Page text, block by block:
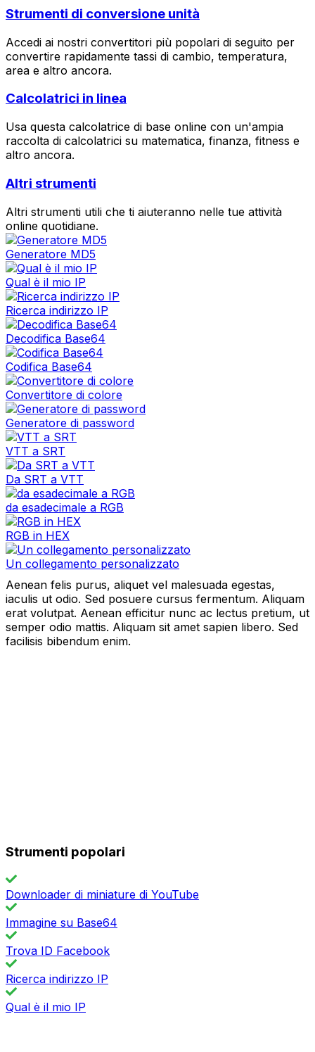
Strumenti di conversione unità
Accedi ai nostri convertitori più popolari di seguito per
convertire rapidamente tassi di cambio, temperatura,
area e altro ancora.
Calcolatrici in linea
Usa questa calcolatrice di base online con un'ampia
raccolta di calcolatrici su matematica, finanza, fitness e
altro ancora.
Altri strumenti
Altri strumenti utili che ti aiuteranno nelle tue attività
online quotidiane.
Generatore MD5
Qual è il mio IP
Ricerca indirizzo IP
Decodifica Base64
Codifica Base64
Convertitore di colore
Generatore di password
VTT a SRT
Da SRT a VTT
da esadecimale a RGB
RGB in HEX
Un collegamento personalizzato
Aenean felis purus, aliquet vel malesuada egestas,
iaculis ut odio. Sed posuere cursus fermentum. Aliquam
erat volutpat. Aenean efficitur nunc ac lectus pretium, ut
semper odio mattis. Aliquam sit amet sapien libero. Sed
facilisis bibendum enim.
Strumenti popolari
Downloader di miniature di YouTube
Immagine su Base64
Trova ID Facebook
Ricerca indirizzo IP
Qual è il mio IP